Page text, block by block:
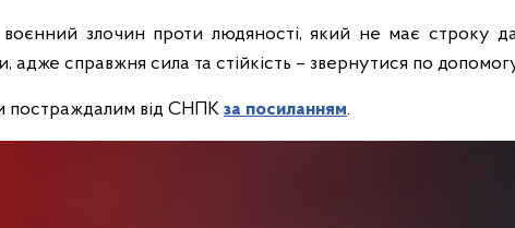
злочин проти людяності, який не має строку
справжня сила та стійкість – звернутися по
постраждалим від СНПК за посиланням.